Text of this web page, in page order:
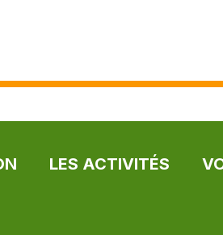
LES ACTIVITÉS